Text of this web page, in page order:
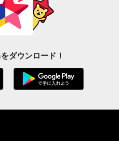
ダウンロード！